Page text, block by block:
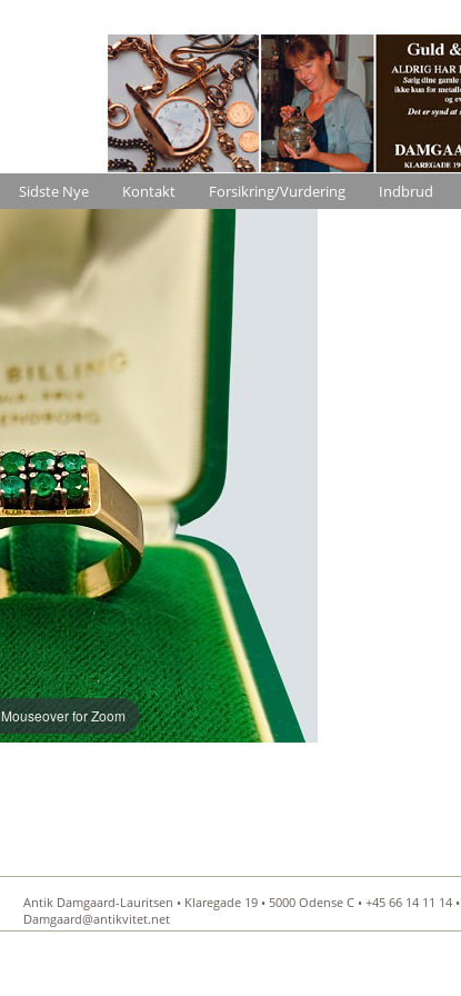
Sidste Nye Kontakt Forsikring/Vurdering Indbrud
Mouseover for Zoom
Antik Damgaard-Lauritsen • Klaregade 19 • 5000 Odense C • +45 66 14 11 14 •
Damgaard@antikvitet.net